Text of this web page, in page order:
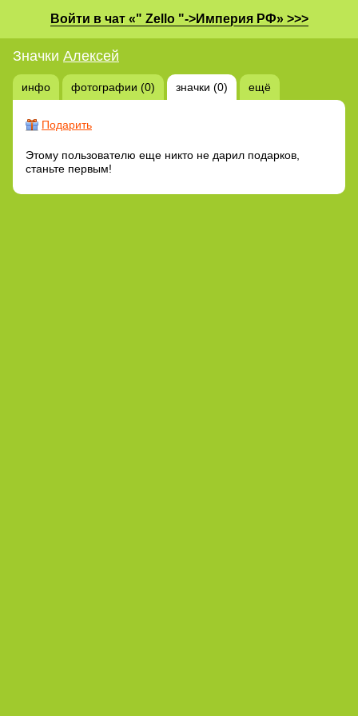
Войти в чат «" Zello "->Империя РФ» >>>
Значки Алексей
инфо фотографии (0) значки (0) ещё
Подарить
Этому пользователю еще никто не дарил подарков,
станьте первым!